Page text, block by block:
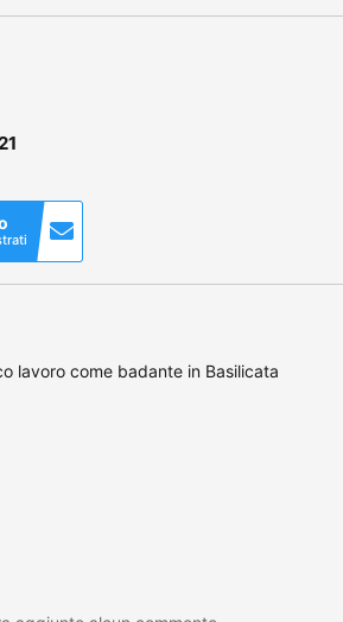
lavoro come badante in Basilicata